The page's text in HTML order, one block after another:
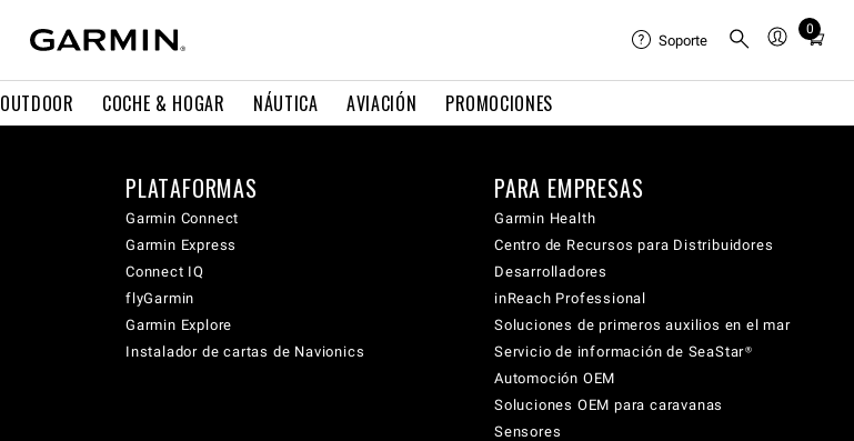
OUTDOOR COCHE & HOGAR NÁUTICA AVIACIÓN PROMOCIONES
Soporte
0
Total
in
PLATAFORMAS
Garmin Connect
Garmin Express
Connect IQ
flyGarmin
Garmin Explore
Instalador de cartas de Navionics
PARA EMPRESAS
Garmin Health
Centro de Recursos para Distribuidores
Desarrolladores
inReach Professional
Soluciones de primeros auxilios en el mar
Servicio de información de SeaStar®
Automoción OEM
Soluciones OEM para caravanas
Sensores